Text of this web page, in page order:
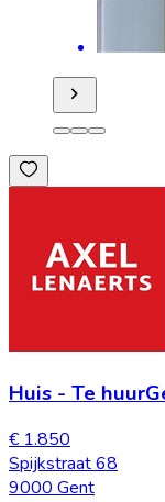
Huis - Te huur
€ 1.850
Spijkstraat 68
9000 Gent